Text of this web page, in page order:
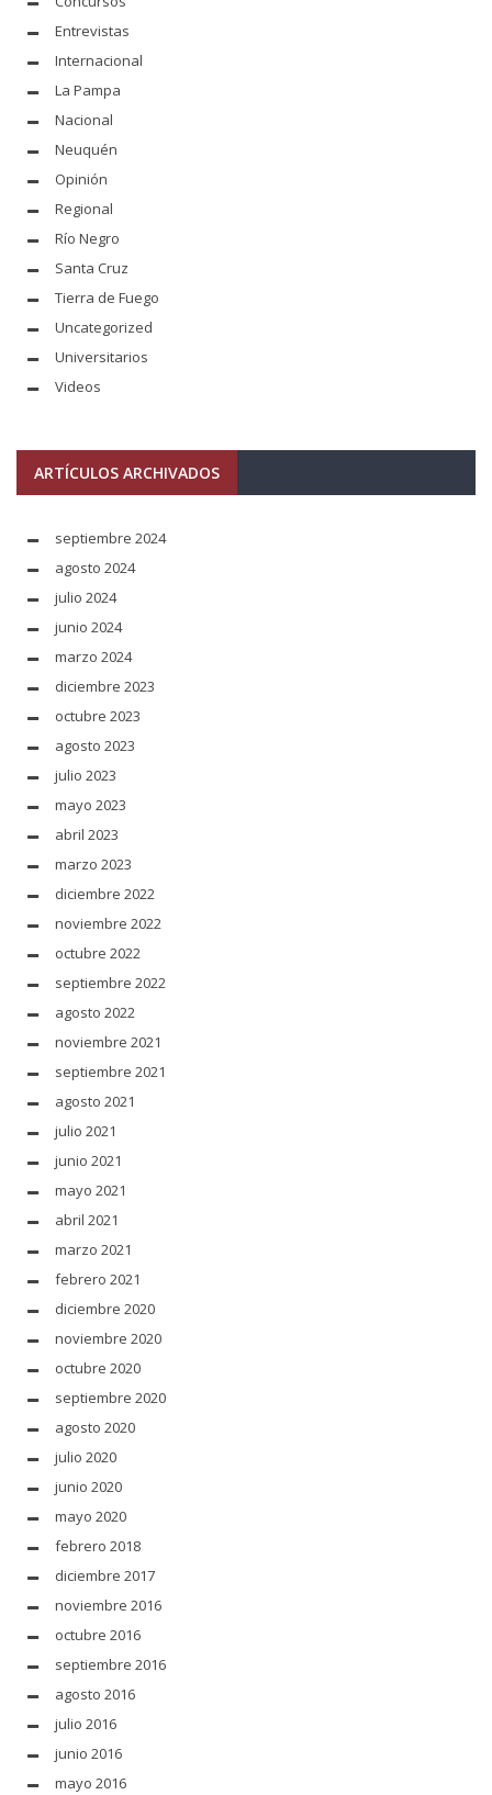
Entrevistas
Internacional
La Pampa
Nacional
Neuquén
Opinión
Regional
Río Negro
Santa Cruz
Tierra de Fuego
Uncategorized
Universitarios
Videos
ARTÍCULOS ARCHIVADOS
septiembre 2024
agosto 2024
julio 2024
junio 2024
marzo 2024
diciembre 2023
octubre 2023
agosto 2023
julio 2023
mayo 2023
abril 2023
marzo 2023
diciembre 2022
noviembre 2022
octubre 2022
septiembre 2022
agosto 2022
noviembre 2021
septiembre 2021
agosto 2021
julio 2021
junio 2021
mayo 2021
abril 2021
marzo 2021
febrero 2021
diciembre 2020
noviembre 2020
octubre 2020
septiembre 2020
agosto 2020
julio 2020
junio 2020
mayo 2020
febrero 2018
diciembre 2017
noviembre 2016
octubre 2016
septiembre 2016
agosto 2016
julio 2016
junio 2016
mayo 2016